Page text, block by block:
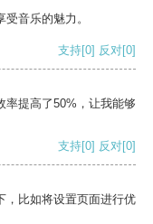
音乐的魅力。
支持[0] 反对[0]
率提高了50%，让我能够
支持[0] 反对[0]
，比如将设置页面进行优